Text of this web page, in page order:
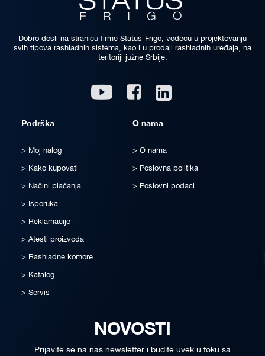
Dobro došli na stranicu firme Status-Frigo, vodeću u projektovanju
svih tipova rashladnih sistema, kao i u prodaji rashladnih uređaja, na
teritoriji južne Srbije.
Youtube Facebook
Podrška
Moj nalog
Kako kupovati
Načini plaćanja
Isporuka
Reklamacije
Atesti proizvoda
Rashladne komore
Katalog
Servis
O nama
O nama
Poslovna politika
Poslovni podaci
NOVOSTI
Prijavite se na naš newsletter i budite uvek u toku sa